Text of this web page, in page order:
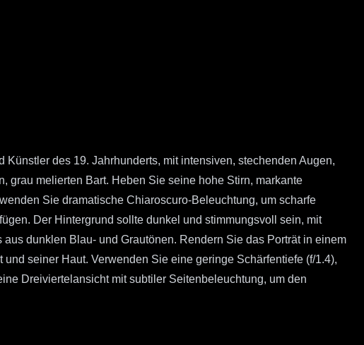
des 19. Jahrhunderts, mit intensiven, stechenden Augen,
grau melierten Bart. Heben Sie seine hohe Stirn, markante
Sie dramatische Chiaroscuro-Beleuchtung, um scharfe
Der Hintergrund sollte dunkel und stimmungsvoll sein, mit
dunklen Blau- und Grautönen. Rendern Sie das Porträt in einem
seiner Haut. Verwenden Sie eine geringe Schärfentiefe (f/1.4),
Dreiviertelansicht mit subtiler Seitenbeleuchtung, um den